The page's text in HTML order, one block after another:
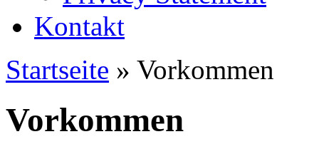
Kontakt
Startseite » Vorkommen
Vorkommen